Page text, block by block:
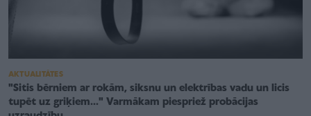
AKTUALITĀTES
"Sitis bērniem ar rokām, siksnu un elektrības vadu un licis
tupēt uz griķiem..." Varmākam piespriež probācijas